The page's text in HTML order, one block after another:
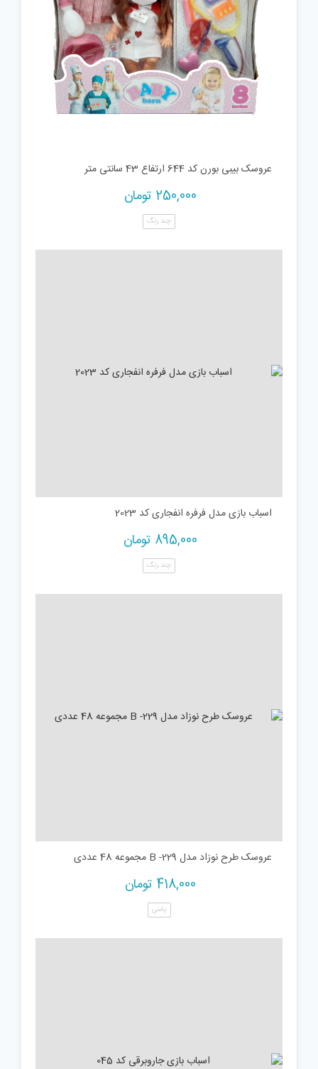
عروسک بیبی بورن کد 644 ارتفاع 43 سانتی متر
250,000 تومان
چند رنگ
اسباب بازی مدل فرفره انفجاری کد 2023
895,000 تومان
چند رنگ
عروسک طرح نوزاد مدل B -229 مجموعه 48 عددی
418,000 تومان
یاسی